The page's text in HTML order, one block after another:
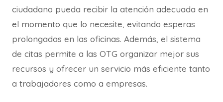
ciudadano pueda recibir la atención adecuada en
el momento que lo necesite, evitando esperas
prolongadas en las oficinas. Además, el sistema
de citas permite a las OTG organizar mejor sus
recursos y ofrecer un servicio más eficiente tanto
a trabajadores como a empresas.